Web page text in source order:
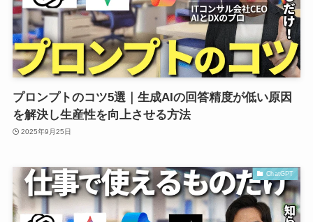
プロンプトのコツ5選｜生成AIの回答精度が低い原因
を解決し生産性を向上させる方法
2025年9月25日
ChatGPT